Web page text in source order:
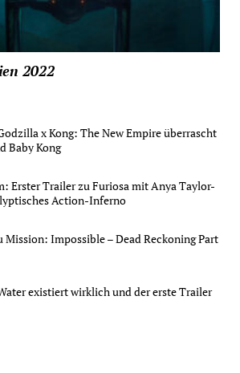
2022
x Kong: The New Empire überrascht
Baby Kong
Erster Trailer zu Furiosa mit Anya Taylor-
Action-Inferno
Mission: Impossible – Dead Reckoning Part
existiert wirklich und der erste Trailer